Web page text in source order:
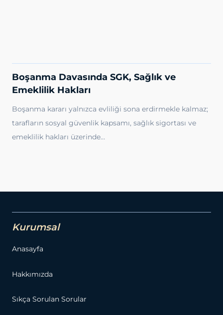
Boşanma Davasında SGK, Sağlık ve
Emeklilik Hakları
Boşanma kararı yalnızca evliliği sona erdirmekle kalmaz;
tarafların sosyal güvenlik kapsamı, sağlık sigortası ve
emeklilik hakları üzerinde…
Kurumsal
Anasayfa
Hakkımızda
Sıkça Sorulan Sorular